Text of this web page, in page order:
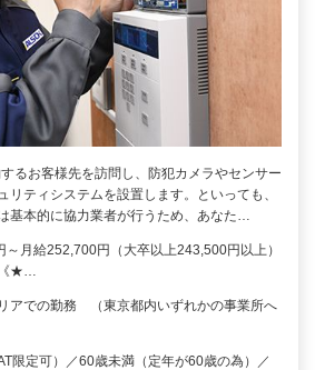
るお客様先を訪問し、防犯カメラやセンサー
リティシステムを設置します。といっても、
基本的に協力業者が行うため、あなた…
～月給252,700円（大卒以上243,500円以上）
★…
アでの勤務 （東京都内いずれかの事業所へ
限定可）／60歳未満（定年が60歳の為）／